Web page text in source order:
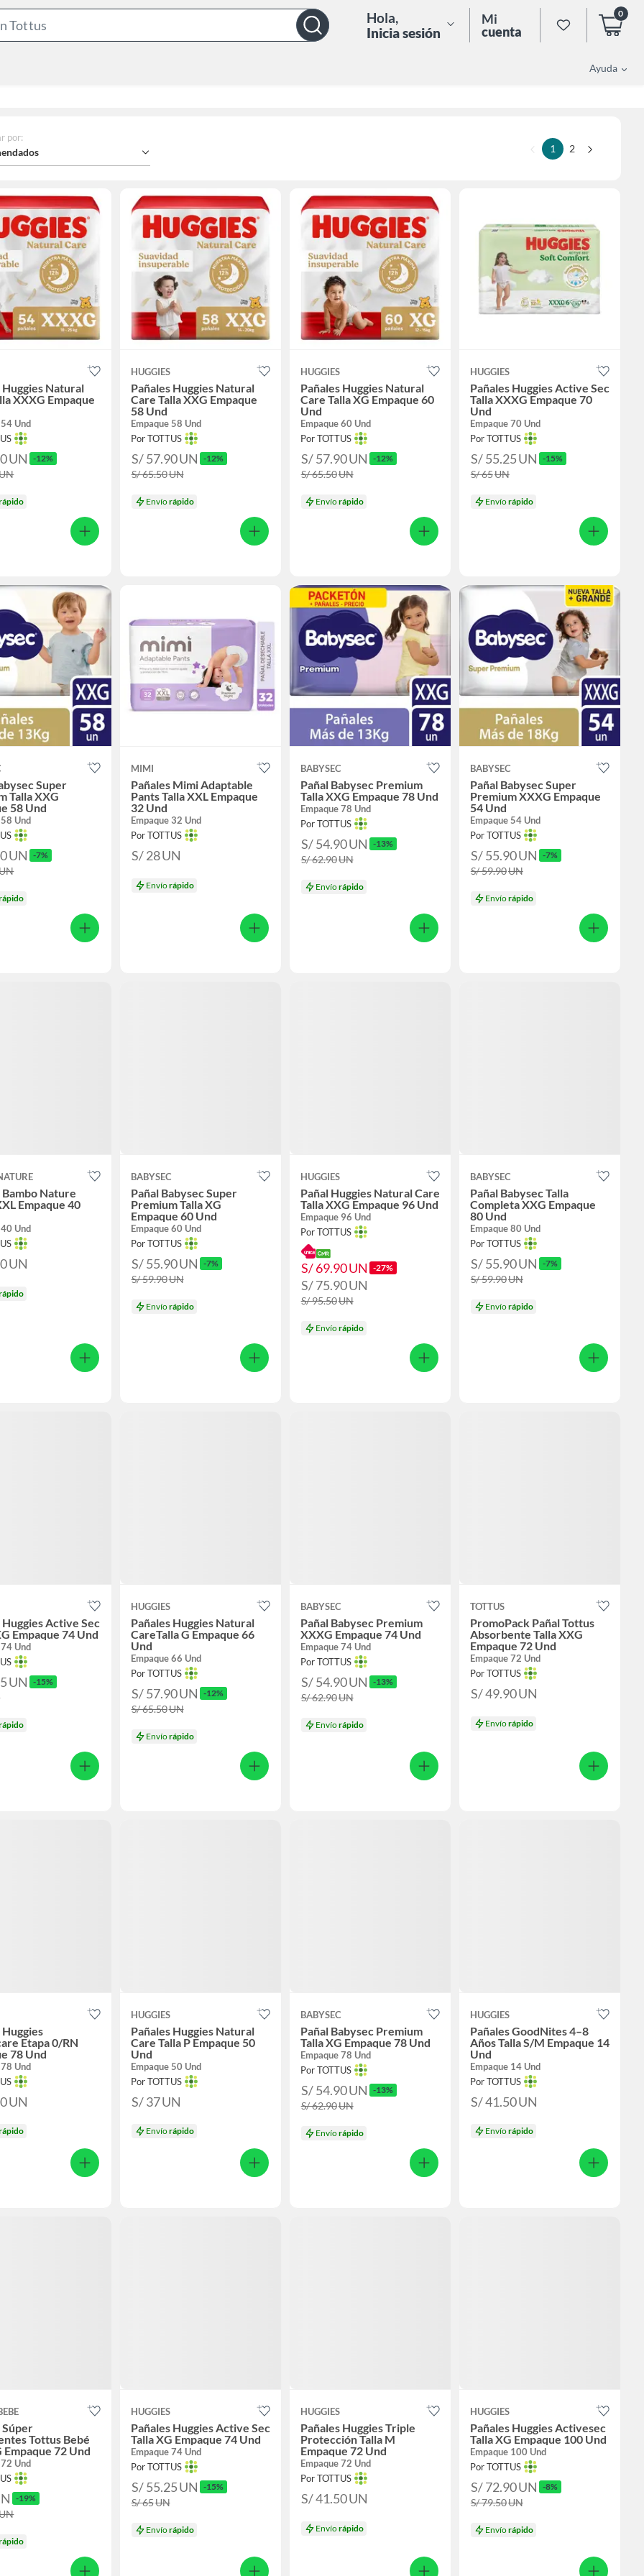
Bar
Hola,
Inicia sesión
Mi
cuenta
0
Ayuda
por:
1 2
Huggies Natural
XXXG Empaque
Und
UN -12%
HUGGIES
Pañales Huggies Natural
Care Talla XXG Empaque
58 Und
Empaque 58 Und
Por TOTTUS
S/ 57.90UN -12%
S/ 65.50UN
Envíorápido
HUGGIES
Pañales Huggies Natural
Care Talla XG Empaque 60
Und
Empaque 60 Und
Por TOTTUS
S/ 57.90UN -12%
S/ 65.50UN
Envíorápido
HUGGIES
Pañales Huggies Active Sec
Talla XXXG Empaque 70
Und
Empaque 70 Und
Por TOTTUS
S/ 55.25UN -15%
S/ 65UN
Envíorápido
Super
Talla XXG
58 Und
Und
UN -7%
MIMI
Pañales Mimi Adaptable
Pants Talla XXL Empaque
32 Und
Empaque 32 Und
Por TOTTUS
S/ 28UN
Envíorápido
BABYSEC
Pañal Babysec Premium
Talla XXG Empaque 78 Und
Empaque 78 Und
Por TOTTUS
S/ 54.90UN -13%
S/ 62.90UN
Envíorápido
BABYSEC
Pañal Babysec Super
Premium XXXG Empaque
54 Und
Empaque 54 Und
Por TOTTUS
S/ 55.90UN -7%
S/ 59.90UN
Envíorápido
Bambo Nature
Empaque 40
Und
UN
BABYSEC
Pañal Babysec Super
Premium Talla XG
Empaque 60 Und
Empaque 60 Und
Por TOTTUS
S/ 55.90UN -7%
S/ 59.90UN
Envíorápido
HUGGIES
Pañal Huggies Natural Care
Talla XXG Empaque 96 Und
Empaque 96 Und
Por TOTTUS
S/ 69.90UN -27%
S/ 75.90UN
S/ 95.50UN
Envíorápido
BABYSEC
Pañal Babysec Talla
Completa XXG Empaque
80 Und
Empaque 80 Und
Por TOTTUS
S/ 55.90UN -7%
S/ 59.90UN
Envíorápido
Huggies Active Sec
Empaque 74 Und
Und
UN -15%
HUGGIES
Pañales Huggies Natural
CareTalla G Empaque 66
Und
Empaque 66 Und
Por TOTTUS
S/ 57.90UN -12%
S/ 65.50UN
Envíorápido
BABYSEC
Pañal Babysec Premium
XXXG Empaque 74 Und
Empaque 74 Und
Por TOTTUS
S/ 54.90UN -13%
S/ 62.90UN
Envíorápido
TOTTUS
PromoPack Pañal Tottus
Absorbente Talla XXG
Empaque 72 Und
Empaque 72 Und
Por TOTTUS
S/ 49.90UN
Envíorápido
Huggies
Etapa 0/RN
78 Und
Und
UN
HUGGIES
Pañales Huggies Natural
Care Talla P Empaque 50
Und
Empaque 50 Und
Por TOTTUS
S/ 37UN
Envíorápido
BABYSEC
Pañal Babysec Premium
Talla XG Empaque 78 Und
Empaque 78 Und
Por TOTTUS
S/ 54.90UN -13%
S/ 62.90UN
Envíorápido
HUGGIES
Pañales GoodNites 4–8
Años Talla S/M Empaque 14
Und
Empaque 14 Und
Por TOTTUS
S/ 41.50UN
Envíorápido
Súper
Tottus Bebé
Empaque 72 Und
Und
-19%
HUGGIES
Pañales Huggies Active Sec
Talla XG Empaque 74 Und
Empaque 74 Und
Por TOTTUS
S/ 55.25UN -15%
S/ 65UN
Envíorápido
HUGGIES
Pañales Huggies Triple
Protección Talla M
Empaque 72 Und
Empaque 72 Und
Por TOTTUS
S/ 41.50UN
Envíorápido
HUGGIES
Pañales Huggies Activesec
Talla XG Empaque 100 Und
Empaque 100 Und
Por TOTTUS
S/ 72.90UN -8%
S/ 79.50UN
Envíorápido